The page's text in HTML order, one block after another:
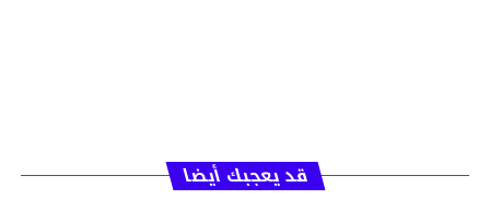
قد يعجبك أيضا